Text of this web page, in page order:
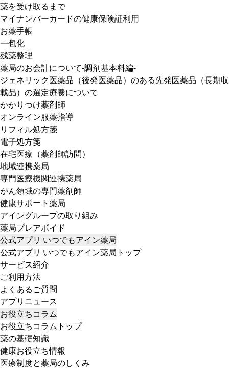
薬を受け取るまで
マイナンバーカードの健康保険証利用
お薬手帳
一包化
残薬整理
薬局のお会計について-調剤基本料編-
ジェネリック医薬品（後発医薬品）のある先発医薬品（長期収
載品）の選定療養について
かかりつけ薬剤師
オンライン服薬指導
リフィル処方箋
電子処方箋
在宅医療（薬剤師訪問）
地域連携薬局
専門医療機関連携薬局
がん領域の専門薬剤師
健康サポート薬局
アイングループの取り組み
薬局プレアボイド
公式アプリ いつでもアイン薬局
公式アプリ いつでもアイン薬局トップ
サービス紹介
ご利用方法
よくあるご質問
アプリニュース
お役立ちコラム
お役立ちコラムトップ
薬の基礎知識
健康お役立ち情報
医療制度と薬局のしくみ